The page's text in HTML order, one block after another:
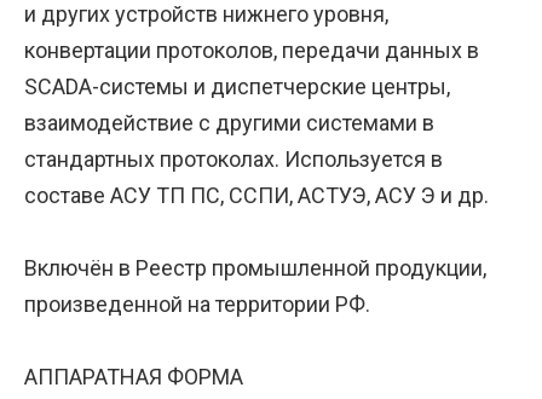
и других устройств нижнего уровня,
конвертации протоколов, передачи данных в
SCADA-системы и диспетчерские центры,
взаимодействие с другими системами в
стандартных протоколах. Используется в
составе АСУ ТП ПС, ССПИ, АСТУЭ, АСУ Э и др.
Включён в Реестр промышленной продукции,
произведенной на территории РФ.
АППАРАТНАЯ ФОРМА